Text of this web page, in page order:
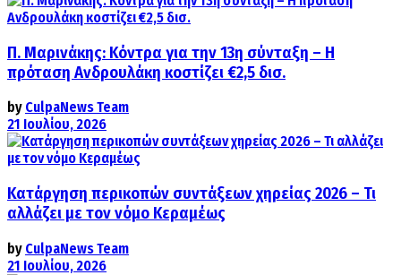
Π. Μαρινάκης: Κόντρα για την 13η σύνταξη – Η
πρόταση Ανδρουλάκη κοστίζει €2,5 δισ.
by CulpaNews Team
21 Ιουλίου, 2026
Κατάργηση περικοπών συντάξεων χηρείας 2026 – Τι
αλλάζει με τον νόμο Κεραμέως
by CulpaNews Team
21 Ιουλίου, 2026